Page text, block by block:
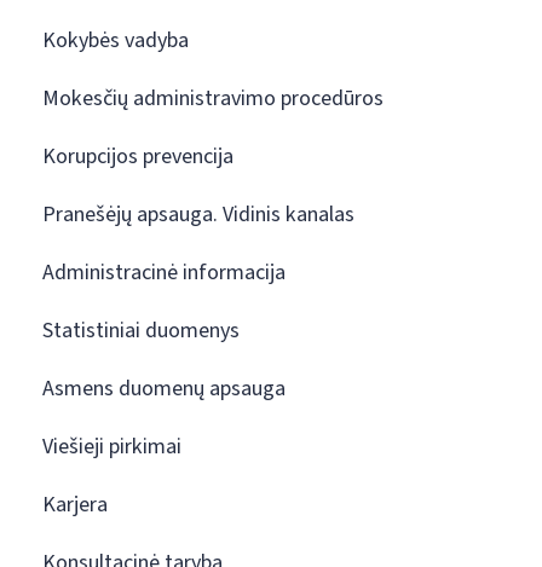
Kokybės vadyba
Mokesčių administravimo procedūros
Korupcijos prevencija
Pranešėjų apsauga. Vidinis kanalas
Administracinė informacija
Statistiniai duomenys
Asmens duomenų apsauga
Viešieji pirkimai
Karjera